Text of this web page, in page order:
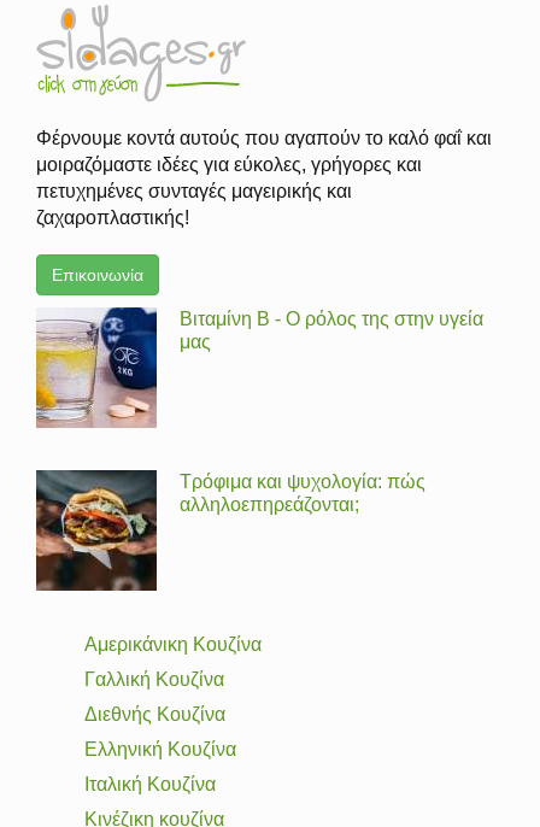
Φέρνουμε κοντά αυτούς που αγαπούν το καλό φαΐ και
μοιραζόμαστε ιδέες για εύκολες, γρήγορες και
πετυχημένες συνταγές μαγειρικής και
ζαχαροπλαστικής!
Επικοινωνία
Βιταμίνη Β - Ο ρόλος της στην υγεία
μας
Τρόφιμα και ψυχολογία: πώς
αλληλοεπηρεάζονται;
Αμερικάνικη Κουζίνα
Γαλλική Κουζίνα
Διεθνής Κουζίνα
Ελληνική Κουζίνα
Ιταλική Κουζίνα
Κινέζικη κουζίνα